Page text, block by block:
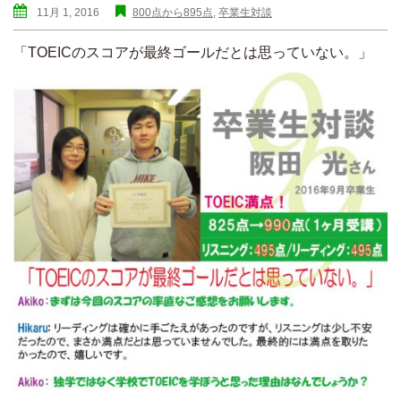
11月 1, 2016 800点から895点 卒業生対談
「TOEICのスコアが最終ゴールだとは思っていない。」